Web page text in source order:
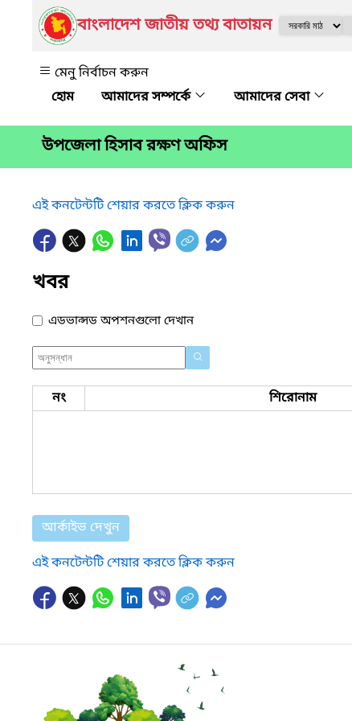
বাংলাদেশ জাতীয় তথ্য বাতায়ন
মেনু নির্বাচন করুন
আমাদের সম্পর্কে
আমাদের সেবা
উপজেলা হিসাব রক্ষণ অফিস
এই কনটেন্টটি শেয়ার করতে ক্লিক করুন
খবর
এডভান্সড অপশনগুলো দেখান
নং শিরোনাম
আর্কাইভ দেখুন
এই কনটেন্টটি শেয়ার করতে ক্লিক করুন